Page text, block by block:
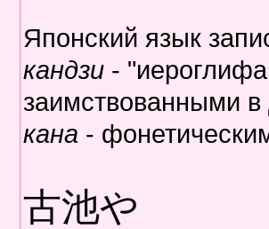
Японский язык
кандзи -
заимствованными в
кана -
古池や